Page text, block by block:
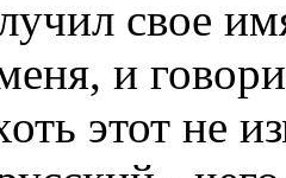
свое
и
этот не